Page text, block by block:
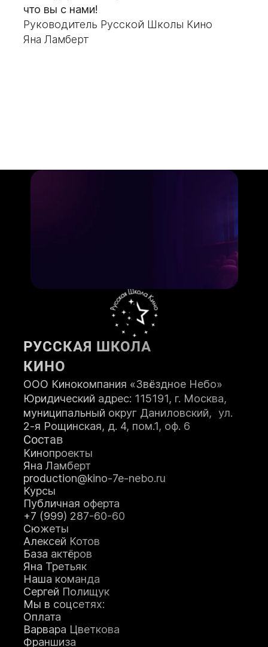
что вы с нами!
Руководитель Русской Школы Кино
Яна Ламберт
РУССКАЯ ШКОЛА
КИНО
ООО Кинокомпания «Звёздное Небо»
Юридический адрес: 115191, г. Москва,
муниципальный округ Даниловский, ул.
2-я Рощинская, д. 4, пом.1, оф. 6
Состав
Кинопроекты
Яна Ламберт
production@kino-7e-nebo.ru
Курсы
Публичная оферта
+7 (999) 287-60-60
Сюжеты
Алексей Котов
База актёров
Яна Третьяк
Наша команда
Сергей Полищук
Мы в соцсетях:
Оплата
Варвара Цветкова
Франшиза